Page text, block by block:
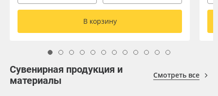
В корзину
Сувенирная продукция и
материалы
Смотреть все